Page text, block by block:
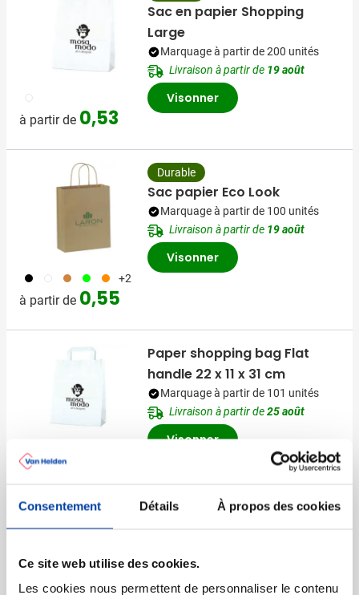
Consentement Détails À propos des cookies
Ce site web utilise des cookies.
Les cookies nous permettent de personnaliser le contenu
002
à partir de 0,53
Sac en papier Shopping
Large
Marquage à partir de 200 unités
Livraison à partir de 19 août
Visonner
001 002 090 029 007 +2
à partir de 0,55
Durable
Sac papier Eco Look
Marquage à partir de 100 unités
Livraison à partir de 19 août
Visonner
011002
Paper shopping bag Flat
handle 22 x 11 x 31 cm
Marquage à partir de 101 unités
Livraison à partir de25 août
Visonner
Marquage à partir de 25 unités
Livraison à partir de28 août